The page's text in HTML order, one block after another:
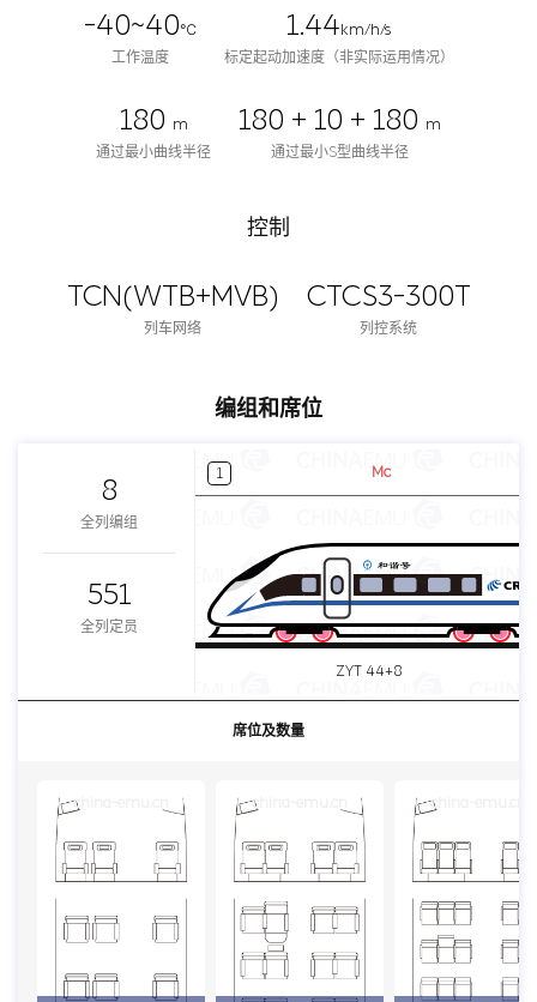
-40~40℃
工作温度
1.44km/h/s
标定起动加速度（非实际运用情况）
180 m
通过最小曲线半径
180 + 10 + 180 m
通过最小S型曲线半径
控制
TCN(WTB+MVB)
列车网络
CTCS3-300T
列控系统
编组和席位
8
全列编组
551
全列定员
1 Mc
ZYT 44+8
席位及数量
china-emu.cn china-emu.cn china-emu.cn